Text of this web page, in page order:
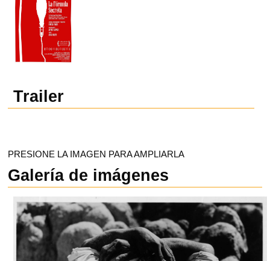
Trailer
PRESIONE LA IMAGEN PARA AMPLIARLA
Galería de imágenes